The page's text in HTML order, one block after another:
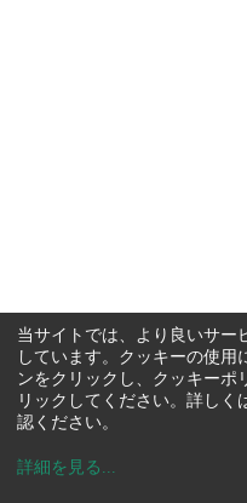
当サイトでは、より良いサー
しています。クッキーの使用
ンをクリックし、クッキーポ
リックしてください。詳しく
認ください。
詳細を見る ...